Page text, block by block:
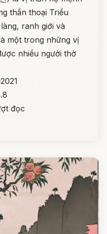
thần thoại Triều
ranh giới và
một trong những vị
nhiều người thờ
đọc